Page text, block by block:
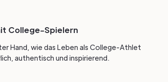
College-Spielern
Hand, wie das Leben als College-Athlet
authentisch und inspirierend.